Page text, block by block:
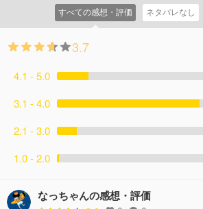
すべての感想・評価 ネタバレなし
3.7
4.1 - 5.0
3.1 - 4.0
2.1 - 3.0
1.0 - 2.0
なっちゃんの感想・評価